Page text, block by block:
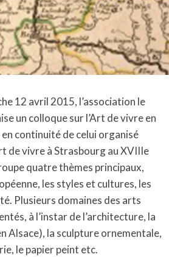
12 avril 2015, l’association le
un colloque sur l’Art de vivre en
continuité de celui organisé
de vivre à Strasbourg au XVIIIe
quatre thèmes principaux,
les styles et cultures, les
Plusieurs domaines des arts
à l’instar de l’architecture, la
Alsace), la sculpture ornementale,
le papier peint etc.